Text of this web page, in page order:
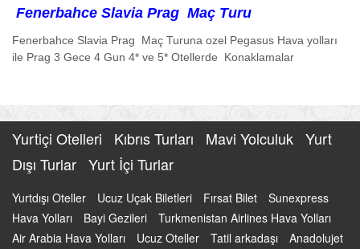
Fenerbahce Slavia Prag Maç Turu
Fenerbahce Slavia Prag Maç Turuna ozel Pegasus Hava yolları
ile Prag 3 Gece 4 Gun 4* ve 5* Otellerde Konaklamalar
Yurtiçi Otelleri Kıbrıs Turları Mavi Yolculuk Yurt
Dışı Turlar Yurt İçi Turlar
Yurtdışı Oteller Ucuz Uçak Biletleri Fırsat Bilet
Sunexpress
Hava Yolları
Bayi Gezileri
Turkmenistan Airlines Hava Yolları
Air Arabia Hava Yolları
Ucuz Oteller Tatil arkadaşı
Anadolujet